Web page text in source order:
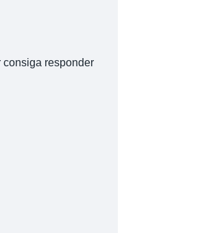
consiga responder